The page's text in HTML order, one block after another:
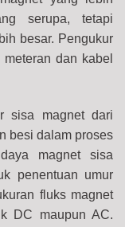
serupa, tetapi
besar. Pengukur
dan kabel
sisa magnet dari
besi dalam proses
magnet sisa
penentuan umur
fluks magnet
DC maupun AC.